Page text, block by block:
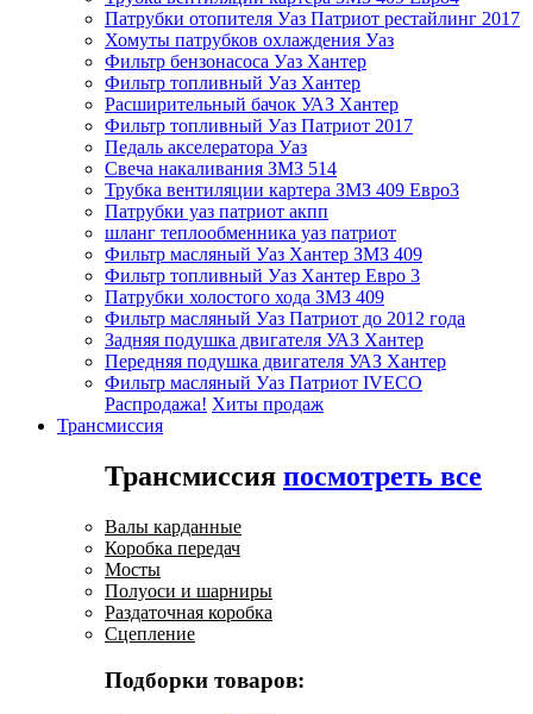
Патрубки отопителя Уаз Патриот рестайлинг 2017
Хомуты патрубков охлаждения Уаз
Фильтр бензонасоса Уаз Хантер
Фильтр топливный Уаз Хантер
Расширительный бачок УАЗ Хантер
Фильтр топливный Уаз Патриот 2017
Педаль акселератора Уаз
Свеча накаливания ЗМЗ 514
Трубка вентиляции картера ЗМЗ 409 Евро3
Патрубки уаз патриот акпп
шланг теплообменника уаз патриот
Фильтр масляный Уаз Хантер ЗМЗ 409
Фильтр топливный Уаз Хантер Евро 3
Патрубки холостого хода ЗМЗ 409
Фильтр масляный Уаз Патриот до 2012 года
Задняя подушка двигателя УАЗ Хантер
Передняя подушка двигателя УАЗ Хантер
Фильтр масляный Уаз Патриот IVECO
Распродажа! Хиты продаж
Трансмиссия
Трансмиссия посмотреть все
Валы карданные
Коробка передач
Мосты
Полуоси и шарниры
Раздаточная коробка
Сцепление
Подборки товаров: